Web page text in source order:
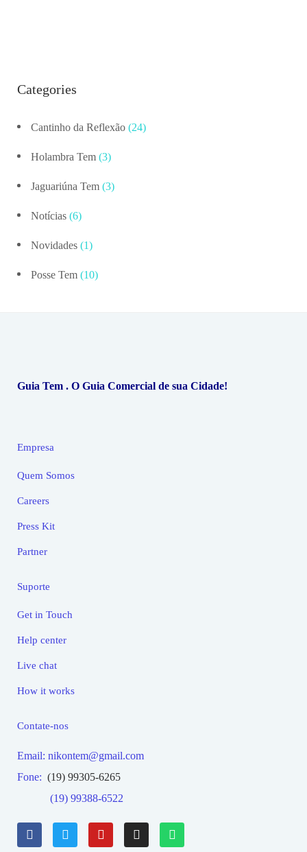
Categories
Cantinho da Reflexão (24)
Holambra Tem (3)
Jaguariúna Tem (3)
Notícias (6)
Novidades (1)
Posse Tem (10)
Guia Tem . O Guia Comercial de sua Cidade!
Empresa
Quem Somos
Careers
Press Kit
Partner
Suporte
Get in Touch
Help center
Live chat
How it works
Contate-nos
Email: nikontem@gmail.com
Fone: (19) 99305-6265
(19) 99388-6522